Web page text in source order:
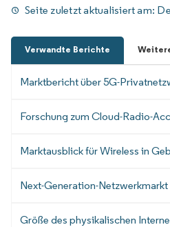
Seite zuletzt aktualisiert am:
Verwandte Berichte
Marktbericht über 5G-
Forschung zum Cloud-Radio-
Marktausblick für Wireless in
Next-Generation-Netzwerkmarkt
Größe des physikalischen